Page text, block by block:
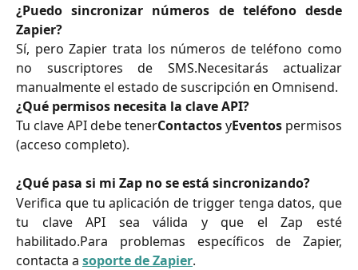
¿Puedo sincronizar números de teléfono desde
Zapier?
Sí, pero Zapier trata los números de teléfono como
no suscriptores de SMS.Necesitarás actualizar
manualmente el estado de suscripción en Omnisend.
¿Qué permisos necesita la clave API?
Tu clave API debe tenerContactosyEventospermisos
(acceso completo).
¿Qué pasa si mi Zap no se está sincronizando?
Verifica que tu aplicación de trigger tenga datos, que
tu clave API sea válida y que el Zap esté
habilitado.Para problemas específicos de Zapier,
contacta a soporte de Zapier.